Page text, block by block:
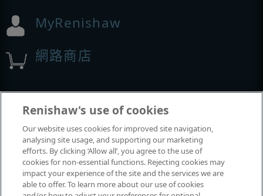
MyRenishaw
網路商店
展覽與會議
我們參加的活動
Renishaw's use of cookies
Our website uses cookies for improved site navigation,
analysing site usage, and supporting our marketing
efforts. By clicking ‘Allow all’, you agree to the use of
cookies for non-essential functions. Rejecting cookies may
impact your experience of the site and the services we are
able to offer. To learn more about our use of cookies